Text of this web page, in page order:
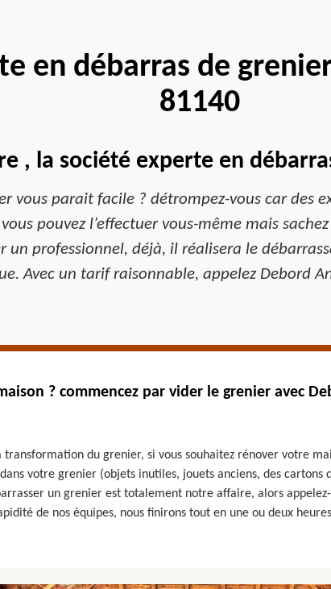
en débarras de
81140
, la société experte en
vous parait facile ? détrompez-vous car des
pouvez l’effectuer vous-même mais
un professionnel, déjà, il réalisera le
Avec un tarif raisonnable, appelez Debord
? commencez par vider le grenier avec
du grenier, si vous souhaitez rénover votre
votre grenier (objets inutiles, jouets anciens, des cartons
un grenier est totalement notre affaire, alors
de nos équipes, nous finirons tout en une ou deux